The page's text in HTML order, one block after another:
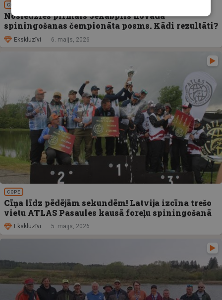
COPE
Noslēdzies pirmais Jēkabpils novada
spiningošanas čempionāta posms. Kādi rezultāti?
Ekskluzīvi 6. maijs, 2026
COPE
Cīņa līdz pēdējām sekundēm! Latvija izcīna trešo
vietu ATLAS Pasaules kausā foreļu spiningošanā
Ekskluzīvi 5. maijs, 2026